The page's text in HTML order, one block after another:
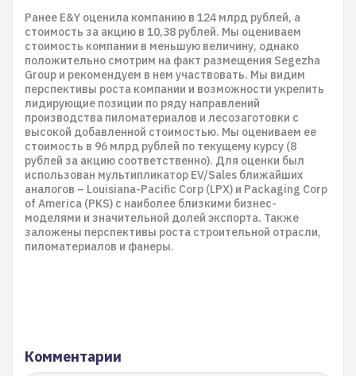
Ранее E&Y оценила компанию в 124 млрд рублей, а
стоимость за акцию в 10,38 рублей. Мы оцениваем
стоимость компании в меньшую величину, однако
положительно смотрим на факт размещения Segezha
Group и рекомендуем в нем участвовать. Мы видим
перспективы роста компании и возможности укрепить
лидирующие позиции по ряду направлений
производства пиломатериалов и лесозаготовки с
высокой добавленной стоимостью. Мы оцениваем ее
стоимость в 96 млрд рублей по текущему курсу (8
рублей за акцию соответственно). Для оценки был
использован мультипликатор EV/Sales ближайших
аналогов – Louisiana-Pacific Corp (LPX) и Packaging Corp
of America (PKS) с наиболее близкими бизнес-
моделями и значительной долей экспорта. Также
заложены перспективы роста строительной отрасли,
пиломатериалов и фанеры.
Комментарии